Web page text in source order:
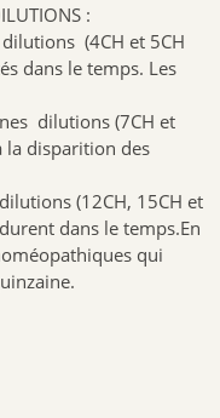
:
(4CH et 5CH
dans le temps. Les
dilutions (7CH et
la disparition des
(12CH, 15CH et
dans le temps.En
qui